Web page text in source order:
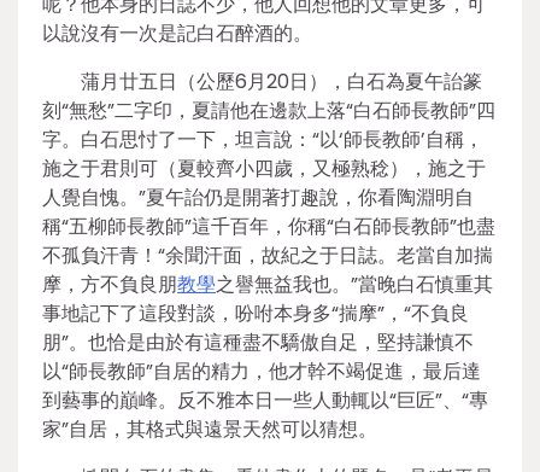
以說沒有一次是記白石醉酒的。
蒲月廿五日（公歷6月20日），白石為夏午詒篆
刻“無愁”二字印，夏請他在邊款上落“白石師長教師”四
字。白石思忖了一下，坦言說：“以‘師長教師’自稱，
施之于君則可（夏較齊小四歲，又極熟稔），施之于
人覺自愧。”夏午詒仍是開著打趣說，你看陶淵明自
稱“五柳師長教師”這千百年，你稱“白石師長教師”也盡
不孤負汗青！“余聞汗面，故紀之于日誌。老當自加揣
摩，方不負良朋教學之譽無益我也。”當晚白石慎重其
事地記下了這段對談，吩咐本身多“揣摩”，“不負良
朋”。也恰是由於有這種盡不驕傲自足，堅持謙慎不
以“師長教師”自居的精力，他才幹不竭促進，最后達
到藝事的巔峰。反不雅本日一些人動輒以“巨匠”、“專
家”自居，其格式與遠景天然可以猜想。